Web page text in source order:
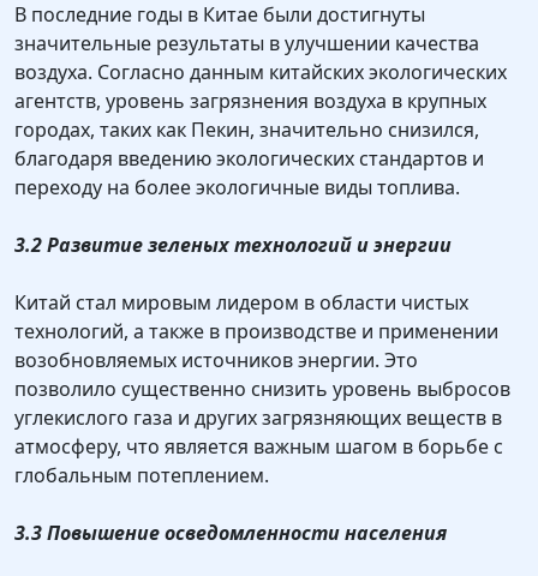
В последние годы в Китае были достигнуты
значительные результаты в улучшении качества
воздуха. Согласно данным китайских экологических
агентств, уровень загрязнения воздуха в крупных
городах, таких как Пекин, значительно снизился,
благодаря введению экологических стандартов и
переходу на более экологичные виды топлива.
3.2 Развитие зеленых технологий и энергии
Китай стал мировым лидером в области чистых
технологий, а также в производстве и применении
возобновляемых источников энергии. Это
позволило существенно снизить уровень выбросов
углекислого газа и других загрязняющих веществ в
атмосферу, что является важным шагом в борьбе с
глобальным потеплением.
3.3 Повышение осведомленности населения